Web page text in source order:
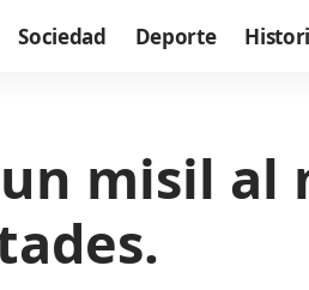
Sociedad Deporte
misil al